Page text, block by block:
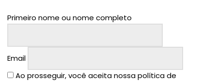
Primeiro nome ou nome completo
Email
Ao prosseguir, você aceita nossa política de